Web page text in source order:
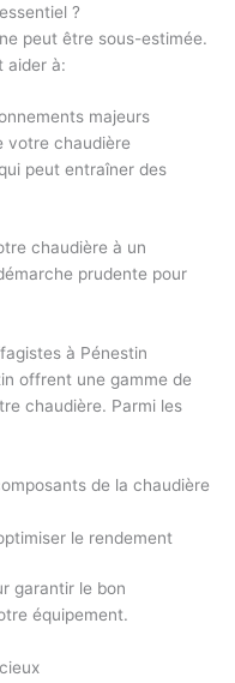
?
peut être sous-estimée.
aider à:
majeurs
votre chaudière
peut entraîner des
chaudière à un
prudente pour
à Pénestin
offrent une gamme de
chaudière. Parmi les
de la chaudière
le rendement
garantir le bon
équipement.